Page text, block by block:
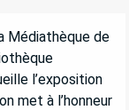
Médiathèque de
l’exposition
met à l’honneur